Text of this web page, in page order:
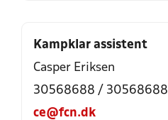
Kampklar assistent
Casper Eriksen
30568688 / 30568688
ce@fcn.dk